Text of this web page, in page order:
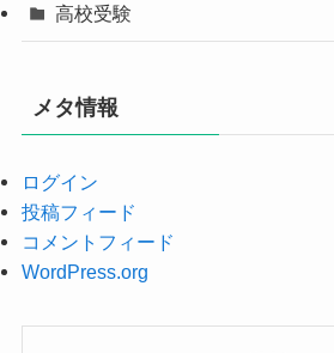
高校受験
メタ情報
ログイン
投稿フィード
コメントフィード
WordPress.org